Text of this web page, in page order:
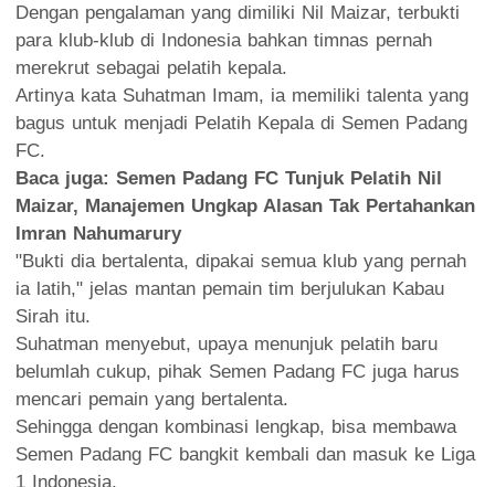
Dengan pengalaman yang dimiliki Nil Maizar, terbukti
para klub-klub di Indonesia bahkan timnas pernah
merekrut sebagai pelatih kepala.
Artinya kata Suhatman Imam, ia memiliki talenta yang
bagus untuk menjadi Pelatih Kepala di Semen Padang
FC.
Baca juga: Semen Padang FC Tunjuk Pelatih Nil
Maizar, Manajemen Ungkap Alasan Tak Pertahankan
Imran Nahumarury
"Bukti dia bertalenta, dipakai semua klub yang pernah
ia latih," jelas mantan pemain tim berjulukan Kabau
Sirah itu.
Suhatman menyebut, upaya menunjuk pelatih baru
belumlah cukup, pihak Semen Padang FC juga harus
mencari pemain yang bertalenta.
Sehingga dengan kombinasi lengkap, bisa membawa
Semen Padang FC bangkit kembali dan masuk ke Liga
1 Indonesia.